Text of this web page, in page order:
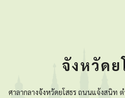
จังหวัดย
ศาลากลางจังหวัดยโสธร ถนนแจ้งสนิท ต